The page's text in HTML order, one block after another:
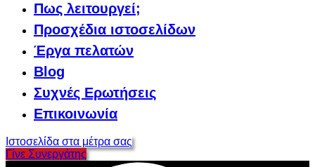
Πως λειτουργεί;
Προσχέδια ιστοσελίδων
Έργα πελατών
Blog
Συχνές Ερωτήσεις
Επικοινωνία
Ιστοσελίδα στα μέτρα σας
Γίνε Συνεργάτης